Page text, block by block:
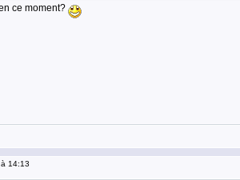
ce moment?
14:13